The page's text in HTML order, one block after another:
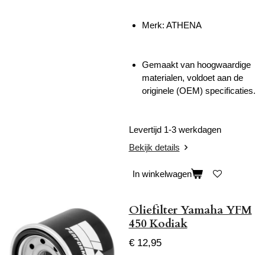
Merk: ATHENA
Gemaakt van hoogwaardige
materialen, voldoet aan de
originele (OEM) specificaties.
Levertijd 1-3 werkdagen
Bekijk details
In winkelwagen
Oliefilter Yamaha YFM
450 Kodiak
€ 12,95